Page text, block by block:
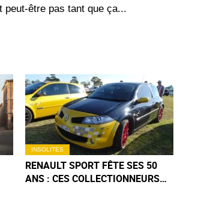
peut-être pas tant que ça...
INSOLITES
RENAULT SPORT FÊTE SES 50
ANS : CES COLLECTIONNEURS